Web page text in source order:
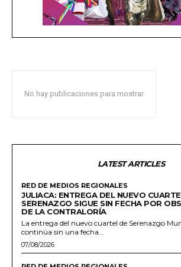
No hay publicaciones para mostrar
LATEST ARTICLES
RED DE MEDIOS REGIONALES
JULIACA: ENTREGA DEL NUEVO
SERENAZGO SIGUE SIN FECHA POR
DE LA CONTRALORÍA
La entrega del nuevo cuartel de Serenazgo
continúa sin una fecha...
07/08/2026